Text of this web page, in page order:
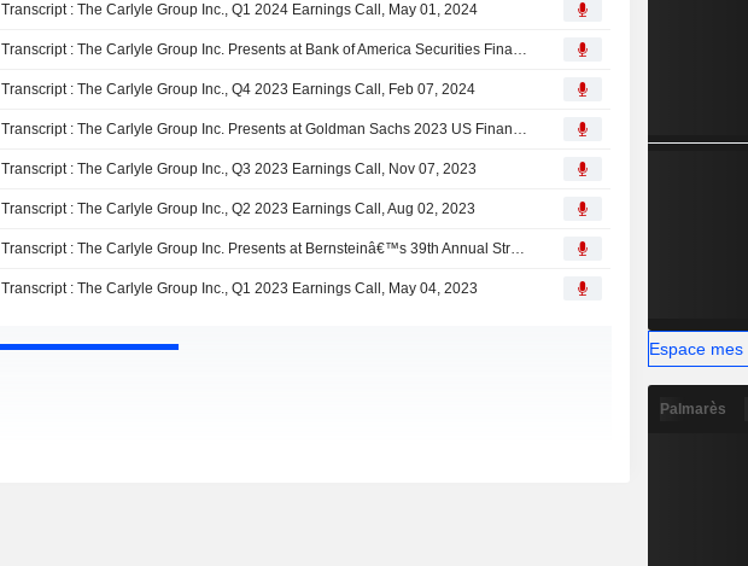
Transcript : The Carlyle Group Inc., Q1 2024 Earnings Call, May 01, 2024
Transcript : The Carlyle Group Inc. Presents at Bank of America Securities Financial Services Conference 2024, Feb-22-2024 12:10 PM
Transcript : The Carlyle Group Inc., Q4 2023 Earnings Call, Feb 07, 2024
Transcript : The Carlyle Group Inc. Presents at Goldman Sachs 2023 US Financial Services Conference, Dec-06-2023 01:40 PM
Transcript : The Carlyle Group Inc., Q3 2023 Earnings Call, Nov 07, 2023
Transcript : The Carlyle Group Inc., Q2 2023 Earnings Call, Aug 02, 2023
Transcript : The Carlyle Group Inc. Presents at Bernsteinâ€™s 39th Annual Strategic Decisions Conference 2023, Jun-01-2023 03:30 PM
Transcript : The Carlyle Group Inc., Q1 2023 Earnings Call, May 04, 2023
Espace mes
Palmarès